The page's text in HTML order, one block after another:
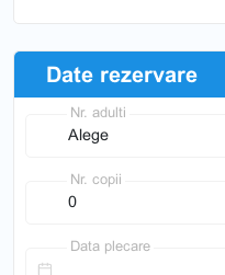
Date rezervare
Nr. adulti
Nr. copii
Data plecare